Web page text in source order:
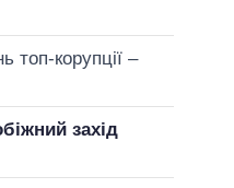
топ-корупції –
захід